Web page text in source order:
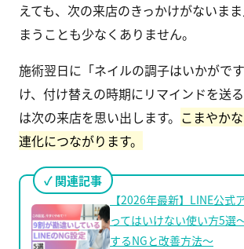
えても、次の来店のきっかけがないま
まうことも少なくありません。
施術翌日に「ネイルの調子はいかがで
け、付け替えの時期にリマインドを送
は次の来店を思い出します。 こまやか
連化につながります。
関連記事
【2026年最新】LINE公式
ってはいけない使い方5選
するNGと改善方法〜